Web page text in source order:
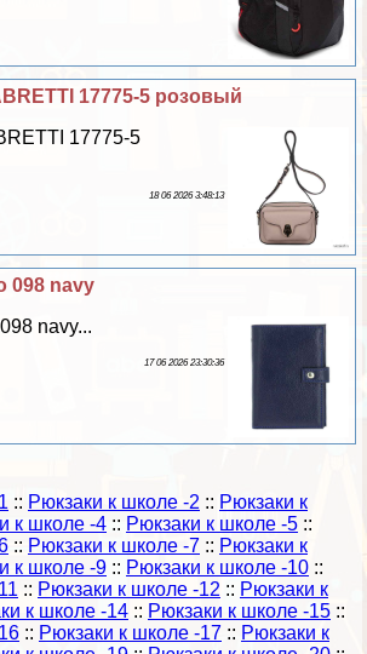
17775-5 розовый
17775-5
18 06 2026 3:48:13
098 navy
navy...
17 06 2026 23:30:36
:: Рюкзаки к школе -2 :: Рюкзаки к
к школе -4 :: Рюкзаки к школе -5 ::
:: Рюкзаки к школе -7 :: Рюкзаки к
к школе -9 :: Рюкзаки к школе -10 ::
:: Рюкзаки к школе -12 :: Рюкзаки к
к школе -14 :: Рюкзаки к школе -15 ::
:: Рюкзаки к школе -17 :: Рюкзаки к